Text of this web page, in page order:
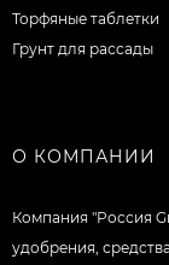
Торфяные таблетки
Грунт для рассады
О КОМПАНИИ
Компания "Россия
удобрения,